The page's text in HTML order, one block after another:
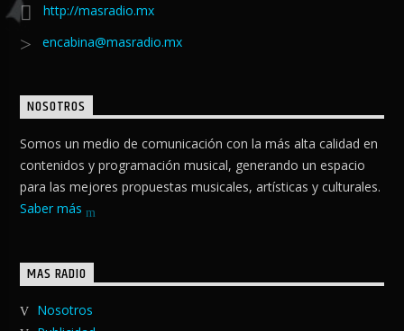
http://masradio.mx
encabina@masradio.mx
NOSOTROS
Somos un medio de comunicación con la más alta calidad en
contenidos y programación musical, generando un espacio
para las mejores propuestas musicales, artísticas y culturales.
Saber más
MAS RADIO
Nosotros